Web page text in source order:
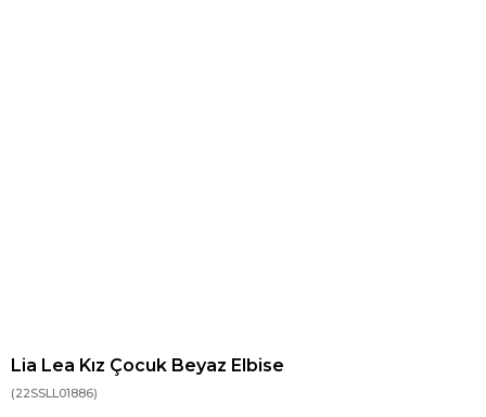
Lia Lea Kız Çocuk Beyaz Elbise
(22SSLL01886)